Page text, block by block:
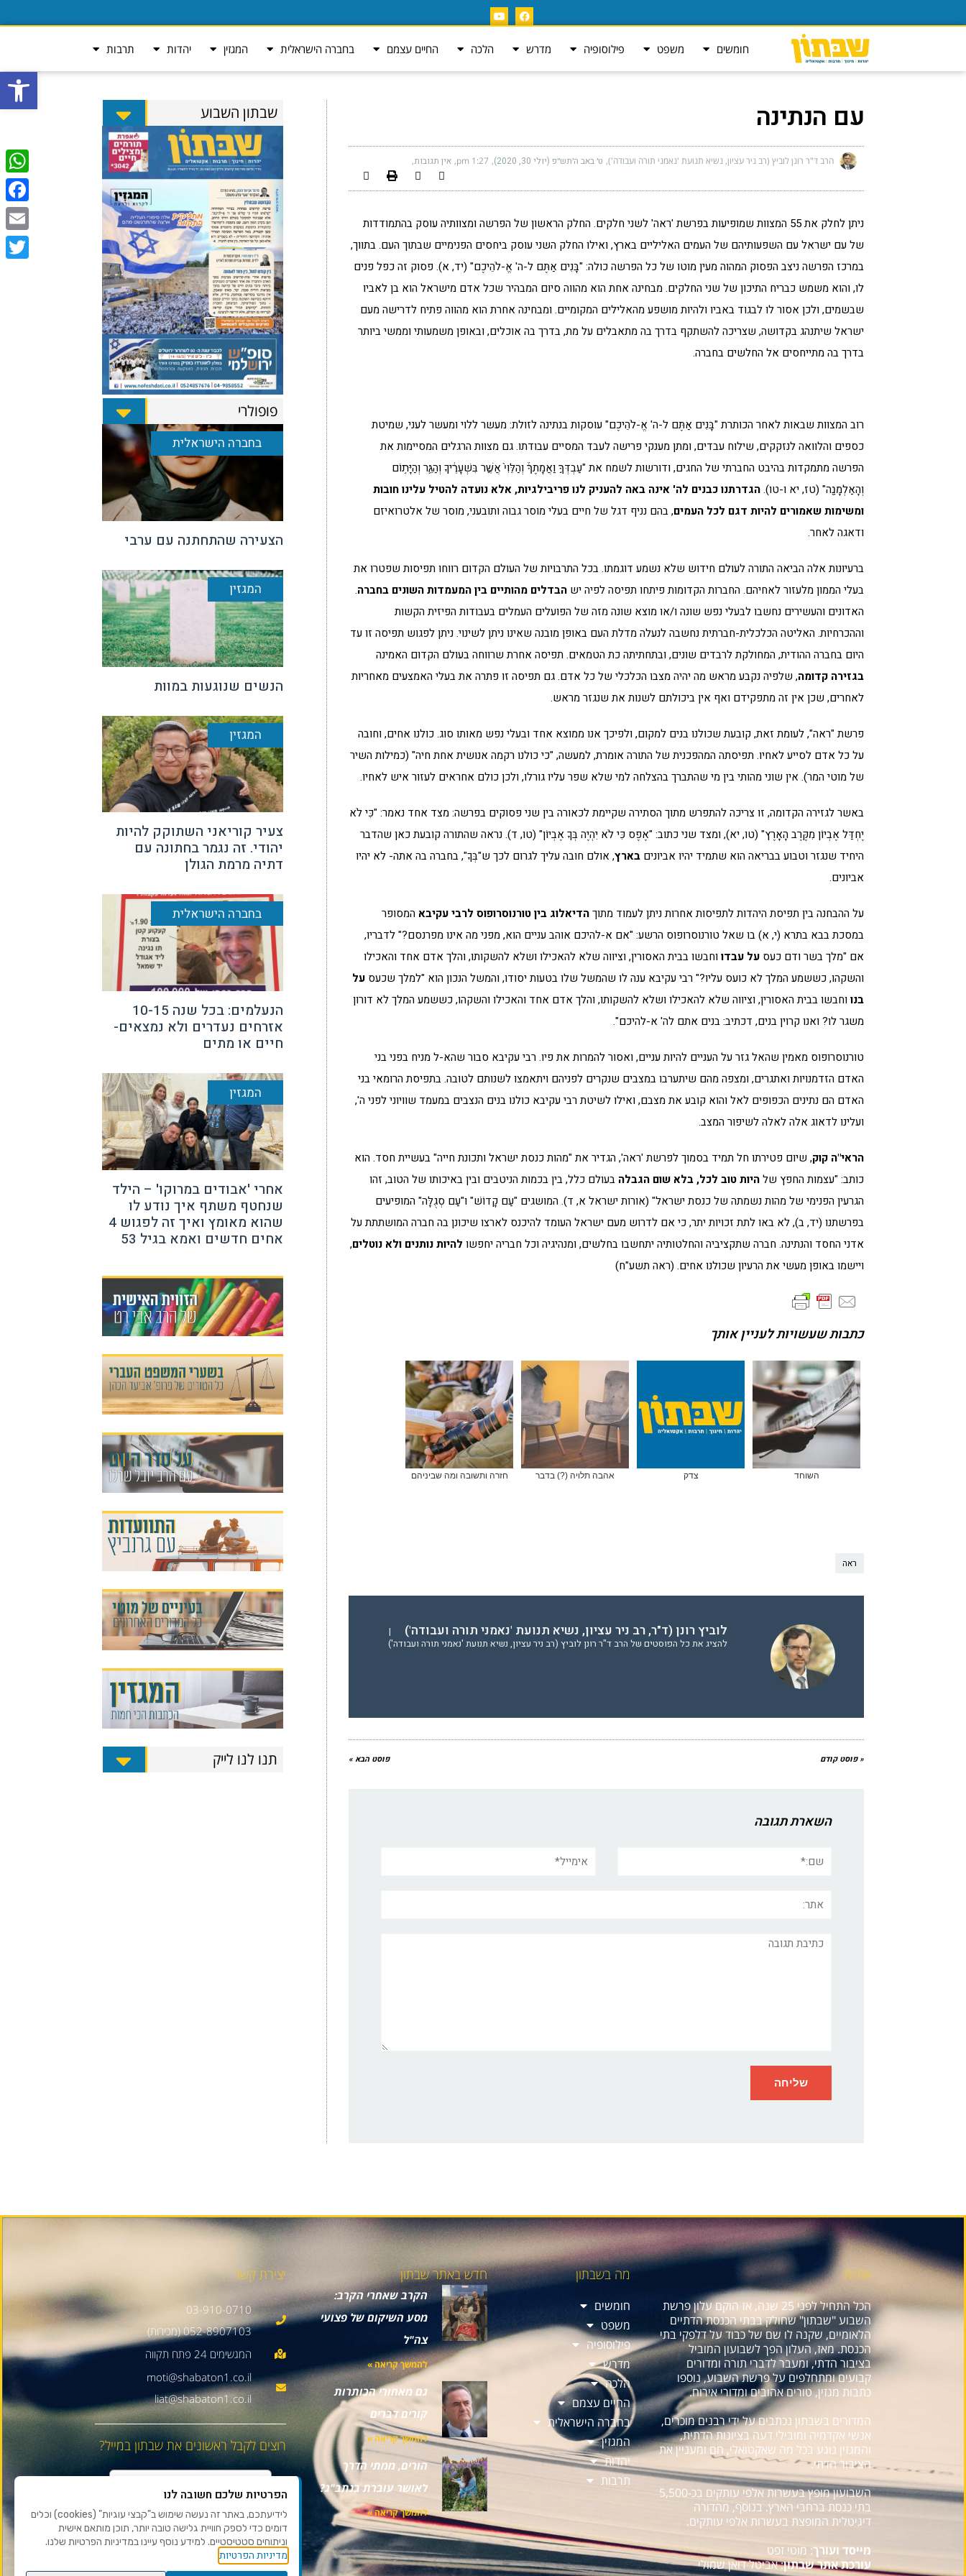
פתח
חומשים משפט פילוסופיה מדרש הלכה החיים עצמם בחברה הישראלית המגזין יהדות תרבות
עם הנתינה
הרב ד"ר רונן לוביץ (רב ניר עציון, נשיא תנועת 'נאמני תורה ועבודה') ט׳ באב ה׳תש״פ (יולי 30, 2020) 1:27 pm אין תגובות
ניתן לחלק את 55 המצוות שמופיעות בפרשת 'ראה' לשני חלקים. החלק הראשון של הפרשה ומצוותיה עוסק בהתמודדות
של עם ישראל עם השפעותיהם של העמים האליליים בארץ, ואילו החלק השני עוסק ביחסים הפנימיים שבתוך העם. בתווך,
במרכז הפרשה ניצב הפסוק המהוה מעין מוטו של כל הפרשה כולה: "בָּנִים אַתֶּם ל-ה' אֱ-לֹהֵיכֶם" (יד, א). פסוק זה כפל פנים
לו, והוא משמש כבריח התיכון של שני החלקים. מבחינה אחת הוא מהווה סיום המבהיר שכל אדם מישראל הוא בן לאביו
שבשמים, ולכן אסור לו לבגוד באביו ולהיות מושפע מהאלילים המקומיים. ומבחינה אחרת הוא מהווה פתיח לדרישה מעם
ישראל שיתנהג בקדושה, שצריכה להשתקף בדרך בה מתאבלים על מת, בדרך בה אוכלים, ובאופן משמעותי וממשי ביותר
בדרך בה מתייחסים אל החלשים בחברה.
רוב המצוות שבאות לאחר הכותרת "בָּנִים אַתֶּם ל-ה' אֱ-לֹהֵיכֶם" עוסקות בנתינה לזולת: מעשר ללוי ומעשר לעני, שמיטת
כספים והלוואה לנזקקים, שילוח עבדים, ומתן מענקי פרישה לעבד המסיים עבודתו. גם מצוות הרגלים המסיימות את
הפרשה מתמקדות בהיבט החברתי של החגים, ודורשות לשמח את "עַבְדְּךָ֣ וַאֲמָתֶךָ֒ וְהַלֵּוִי֙ אֲשֶׁ֣ר בִּשְׁעָרֶ֔יךָ וְהַגֵּ֛ר וְהַיָּת֥וֹם
וְהָאַלְמָנָ֖ה" (טז, יא ו-טו).הגדרתנו כבנים לה' אינה באה להעניק לנו פריבילגיות, אלא נועדה להטיל עלינו חובות
ומשימות שאמורים להיות דגם לכל העמים, בהם נניף דגל של חיים בעלי מוסר גבוה ותובעני, מוסר של אלטרואיזם
ודאגה לאחר.
ברעיונות אלה הביאה התורה לעולם חידוש שלא נשמע דוגמתו. בכל התרבויות של העולם הקדום רווחו תפיסות שפטרו את
בעלי הממון מלעזור לאחיהם. החברות הקדומות פיתחו תפיסה לפיה יש הבדלים מהותיים בין המעמדות השונים בחברה.
האדונים והעשירים נחשבו לבעלי נפש שונה ו/או מוצא שונה מזה של הפועלים העמלים בעבודות הפיזית הקשות
וההכרחיות. האליטה הכלכלית-חברתית נחשבה לנעלה מדלת העם באופן מובנה שאינו ניתן לשינוי. ניתן לפגוש תפיסה זו עד
היום בחברה ההודית, המחולקת לרבדים שונים, ובתחתיתה כת הטמאים. תפיסה אחרת שרווחה בעולם הקדום האמינה
בגזירה קדומה, שלפיה נקבע מראש מה יהיה מצבו הכלכלי של כל אדם. גם תפיסה זו פתרה את בעלי האמצעים מאחריות
לאחרים, שכן אין זה מתפקידם ואף אין ביכולתם לשנות את שנגזר מראש.
פרשת "ראה", לעומת זאת, קובעת שכולנו בנים למקום, ולפיכך אנו ממוצא אחד ובעלי נפש מאותו סוג. כולנו אחים, וחובה
על כל אדם לסייע לאחיו. תפיסתה המהפכנית של התורה אומרת, למעשה, "כי כולנו רקמה אנושית אחת חיה" (כמילות השיר
של מוטי המר). אין שוני מהותי בין מי שהתברך בהצלחה למי שלא שפר עליו גורלו, ולכן כולם אחראים לעזור איש לאחיו.
באשר לגזירה הקדומה, זו צריכה להתפרש מתוך הסתירה שקיימת לכאורה בין שני פסוקים בפרשה: מצד אחד נאמר: "כִּי לֹא
יֶחְדַּל אֶבְיוֹן מִקֶּרֶב הָאָרֶץ" (טו, יא), ומצד שני כתוב: "אֶפֶס כִּי לֹא יִהְיֶה בְּךָ אֶבְיוֹן" (טו, ד). נראה שהתורה קובעת כאן שהדבר
היחיד שנגזר וטבוע בבריאה הוא שתמיד יהיו אביונים בארץ, אולם חובה עליך לגרום לכך ש"בְּךָ", בחברה בה אתה- לא יהיו
אביונים.
על ההבחנה בין תפיסת היהדות לתפיסות אחרות ניתן לעמוד מתוךהדיאלוג בין טורנוסרופוס לרבי עקיבא המסופר
במסכת בבא בתרא (י, א) בו שאל טורנוסרופוס הרשע: "אם א-להיכם אוהב עניים הוא, מפני מה אינו מפרנסם?" לדבריו,
אם "מלך בשר ודם כעס על עבדווחבשו בבית האסורין, וציווה שלא להאכילו ושלא להשקותו, והלך אדם אחד והאכילו
והשקהו, כששמע המלך לא כועס עליו?" רבי עקיבא ענה לו שהמשל שלו בטעות יסודו, והמשל הנכון הוא "למלך שכעס על
בנווחבשו בבית האסורין, וציווה שלא להאכילו ושלא להשקותו, והלך אדם אחד והאכילו והשקהו, כששמע המלך לא דורון
משגר לו? ואנו קרוין בנים, דכתיב: בנים אתם לה' א-להיכם".
טורנוסרופוס מאמין שהאל גזר על העניים להיות עניים, ואסור להמרות את פיו. רבי עקיבא סבור שהא-ל מניח בפני בני
האדם הזדמנויות ואתגרים, ומצפה מהם שיתערבו במצבים שנקרים לפניהם ויתאמצו לשנותם לטובה. בתפיסת הרומאי בני
האדם הם נתינים הכפופים לאל והוא קובע את מצבם, ואילו לשיטת רבי עקיבא כולנו בנים הנצבים במעמד שוויוני לפני ה',
ועלינו לדאוג אלה לאלה לשיפור המצב.
הראי"ה קוק, שיום פטירתו חל תמיד בסמוך לפרשת 'ראה', הגדיר את "מהות כנסת ישראל ותכונת חייה" בעשיית חסד. הוא
כותב: "עצמות החפץ שלהיות טוב לכל, בלא שום הגבלה בעולם כלל, בין בכמות הניטבים ובין באיכותו של הטוב, זהו
הגרעין הפנימי של מהות נשמתה של כנסת ישראל" (אורות ישראל א, ד). המושגים "עַם קָדוֹשׁ" ו"עַם סְגֻלָּה" המופיעים
בפרשתנו (יד, ב), לא באו לתת זכויות יתר, כי אם לדרוש מעם ישראל העומד להיכנס לארצו שיכונן בה חברה המושתתת על
אדני החסד והנתינה. חברה שתקציביה והחלטותיה יתחשבו בחלשים, ומנהיגיה וכל חבריה יחפשו להיות נותנים ולא נוטלים,
ויישמו באופן מעשי את הרעיון שכולנו אחים. (ראה תשע"ח)
כתבות שעשויות לעניין אותך
השוחד צדק אהבה תלויה (?) בדבר חזרה ותשובה ומה שביניהם
ראה
לוביץ רונן (ד"ר, רב ניר עציון, נשיא תנועת 'נאמני תורה ועבודה')
|
להציג את כל הפוסטים של הרב ד"ר רונן לוביץ (רב ניר עציון, נשיא תנועת 'נאמני תורה ועבודה')
« פוסט קודם פוסט הבא »
השארת תגובה
תגובה
שבתון השבוע
פופולרי
בחברה הישראלית
הצעירה שהתחתנה עם ערבי
המגזין
הנשים שנוגעות במוות
המגזין
צעיר קוריאני השתוקק להיות
יהודי. זה נגמר בחתונה עם
דתיה מרמת הגולן
בחברה הישראלית
הנעלמים: בכל שנה 10-15
אזרחים נעדרים ולא נמצאים-
חיים או מתים
המגזין
אחרי 'אבודים במרוקו' – הילד
שנחטף משתף איך נודע לו
שהוא מאומץ ואיך זה לפגוש 4
אחים חדשים ואמא בגיל 53
תנו לנו לייק
אודות
הכל התחיל לפני 25 שנה, אז הוקם עלון פרשת
השבוע "שבתון" שחולק בבתי הכנסת הדתיים
הלאומיים, שקנה לו שם של כבוד על דלפקי בתי
הכנסת. מאז, העלון הפך לשבועון המוביל
בציבור הדתי, ומעבר לדברי תורה ומדורים
קבועים ומתחלפים על פרשת השבוע, נוספו
כתבות מגזין, טורים אהובים ומדורי אירוח.
המדורים בשבתון נכתבים על ידי רבנים מוכרים,
אנשי אקדמיה ומובילי דעה בציונות הדתית,
והמגזין נוגע בכל מה שאקטואלי, חם ומעניין את
הציבור הדתי.
השבועון מופץ בעשרות אלפי עותקים בכ-5,500
בתי כנסת ברחבי הארץ. בנוסף, מהדורה
דיגיטלית המופצת בעשרות אלפי עותקים.
מייסד ועורך: מוטי זפט
עורכת אתר שבתון: אביטל דואן שמולי
מה בשבתון
חומשים
משפט
פילוסופיה
מדרש
הלכה
החיים עצמם
בחברה הישראלית
המגזין
יהדות
תרבות
חדש באתר שבתון
הקרב שאחרי הקרב:
מסע השיקום של פצועי
צה"ל
להמשך קריאה »
גם מאחורי הכותרות
קורים דברים
להמשך קריאה »
הורים, ממתי הדרך
לאושר עוברת בנתב"ג?
להמשך קריאה »
יצירת קשר
03-910-0710
052-8907103 (מכירות)
moti@shabaton1.co.il
liat@shabaton1.co.il
רוצים לקבל ראשונים את שבתון במייל?
Email
הפרטיות שלכם חשובה לנו
לידיעתכם, באתר זה נעשה שימוש ב"קבצי עוגיות" (cookies) וכלים
דומים כדי לספק חוויית גלישה טובה יותר, תוכן מותאם אישית
וניתוחים סטטיסטיים. למידע נוסף עיינו במדיניות הפרטיות שלנו.
מדיניות הפרטיות